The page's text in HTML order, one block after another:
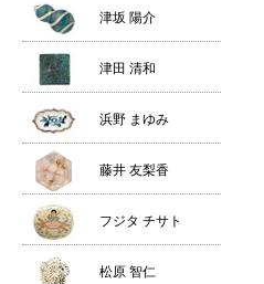
津坂 陽介
津田 清和
浜野 まゆみ
藤井 友梨香
フジタ チサト
松原 智仁